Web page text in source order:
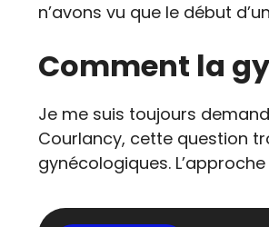
n’avons vu que le début
Comment la
Je me suis toujours
Courlancy, cette question
gynécologiques.